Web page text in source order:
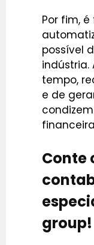
Por fim,
possível
indústria.
tempo,
e de
Conte
group!